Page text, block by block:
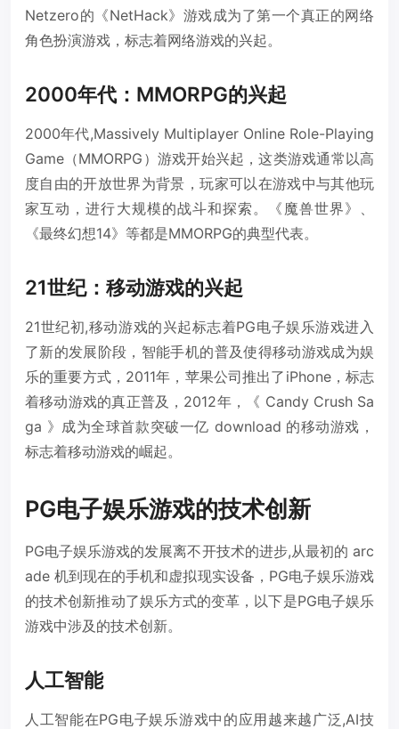
Netzero的《NetHack》游戏成为了第一个真正的网络
角色扮演游戏，标志着网络游戏的兴起。
2000年代：MMORPG的兴起
2000年代,Massively Multiplayer Online Role-Playing
Game（MMORPG）游戏开始兴起，这类游戏通常以高
度自由的开放世界为背景，玩家可以在游戏中与其他玩
家互动，进行大规模的战斗和探索。《魔兽世界》、
《最终幻想14》等都是MMORPG的典型代表。
21世纪：移动游戏的兴起
21世纪初,移动游戏的兴起标志着PG电子娱乐游戏进入
了新的发展阶段，智能手机的普及使得移动游戏成为娱
乐的重要方式，2011年，苹果公司推出了iPhone，标志
着移动游戏的真正普及，2012年，《 Candy Crush Sa
ga 》成为全球首款突破一亿 download 的移动游戏，
标志着移动游戏的崛起。
PG电子娱乐游戏的技术创新
PG电子娱乐游戏的发展离不开技术的进步,从最初的 arc
ade 机到现在的手机和虚拟现实设备，PG电子娱乐游戏
的技术创新推动了娱乐方式的变革，以下是PG电子娱乐
游戏中涉及的技术创新。
人工智能
人工智能在PG电子娱乐游戏中的应用越来越广泛,AI技